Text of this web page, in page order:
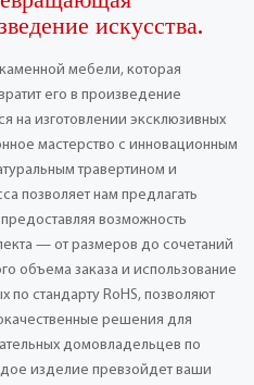
искусства.
мебели, которая
его в произведение
на изготовлении эксклюзивных
мастерство с инновационным
травертином и
позволяет нам предлагать
возможность
— от размеров до сочетаний
объема заказа и использование
стандарту RoHS, позволяют
решения для
домовладельцев по
изделие превзойдет ваши